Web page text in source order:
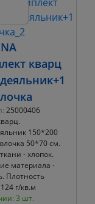
кварц
25000406
150*200
50*70 см.
- хлопок.
материала -
Плотность
г/кв.м
3 шт.